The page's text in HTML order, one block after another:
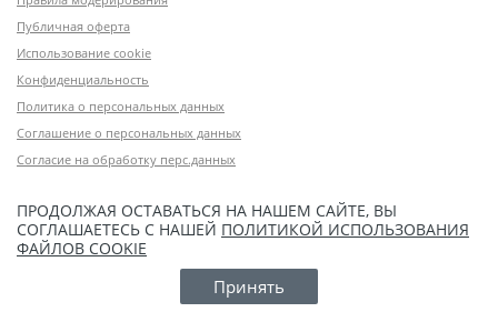
Публичная оферта
Использование cookie
Конфиденциальность
Политика о персональных данных
Соглашение о персональных данных
Согласие на обработку перс.данных
ПРОДОЛЖАЯ ОСТАВАТЬСЯ НА НАШЕМ САЙТЕ, ВЫ
СОГЛАШАЕТЕСЬ С НАШЕЙ ПОЛИТИКОЙ ИСПОЛЬЗОВАНИЯ
ФАЙЛОВ COOKIE
Принять